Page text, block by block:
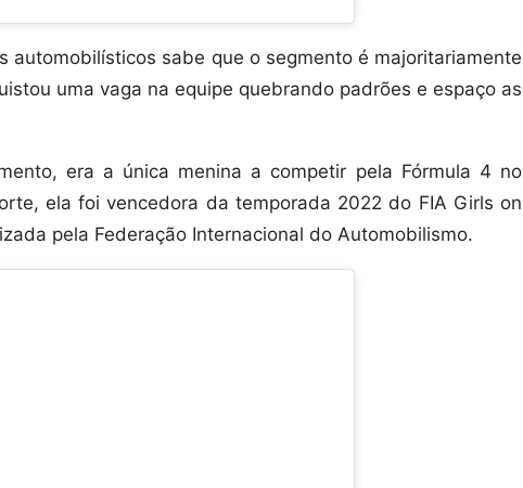
automobilísticos sabe que o segmento é majoritariamente
uma vaga na equipe quebrando padrões e espaço as
era a única menina a competir pela Fórmula 4 no
ela foi vencedora da temporada 2022 do FIA Girls on
pela Federação Internacional do Automobilismo.